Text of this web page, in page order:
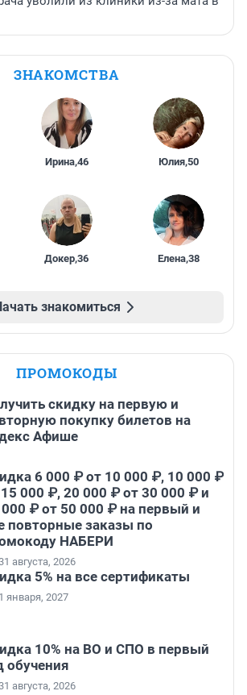
ЗНАКОМСТВА
Ирина,46 Юлия,50
Докер,36 Елена,38
знакомиться
ПРОМОКОДЫ
скидку на первую и
покупку билетов на
Афише
6 000 ₽ от 10 000 ₽, 10 000 ₽
000 ₽, 20 000 ₽ от 30 000 ₽ и
₽ от 50 000 ₽ на первый и
повторные заказы по
НАБЕРИ
августа, 2026
5% на все сертификаты
января, 2027
10% на ВО и СПО в первый
обучения
августа, 2026